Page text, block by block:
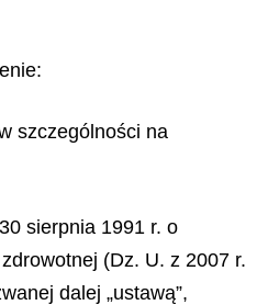
szczególności na
sierpnia 1991 r. o
(Dz. U. z 2007 r.
dalej „ustawą”,